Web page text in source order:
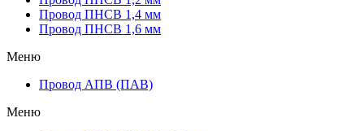
Провод ПНСВ 1,4 мм
Провод ПНСВ 1,6 мм
Меню
Провод АПВ (ПАВ)
Меню